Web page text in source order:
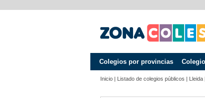
Colegios por provincias
Inicio | Listado de colegios públicos | Lleida